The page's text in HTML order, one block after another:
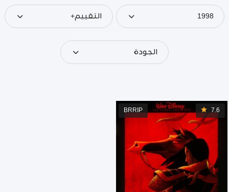
1998 التقييم+
الجودة
7.6
BRRIP